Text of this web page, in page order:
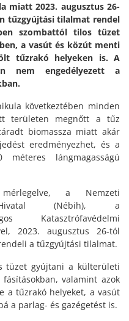
miatt 2023. augusztus 26-
tűzgyújtási tilalmat rendel
szombattól tilos tüzet
a vasút és közút menti
tűzrakó helyeken is. A
nem engedélyezett a
következtében minden
területen megnőtt a tűz
biomassza miatt akár
eredményezhet, és a
lángmagasságú
a Nemzeti
Hivatal (Nébih), a
Katasztrófavédelmi
2023. augusztus 26-tól
a tűzgyújtási tilalmat.
tüzet gyújtani a külterületi
valamint azok
a tűzrakó helyeket, a vasút
a parlag- és gazégetést is.